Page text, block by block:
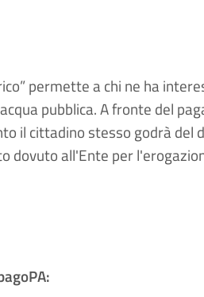
permette a chi ne ha
pubblica. A fronte del
il cittadino stesso godrà del
dovuto all'Ente per